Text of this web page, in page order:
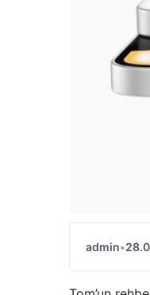
admin•